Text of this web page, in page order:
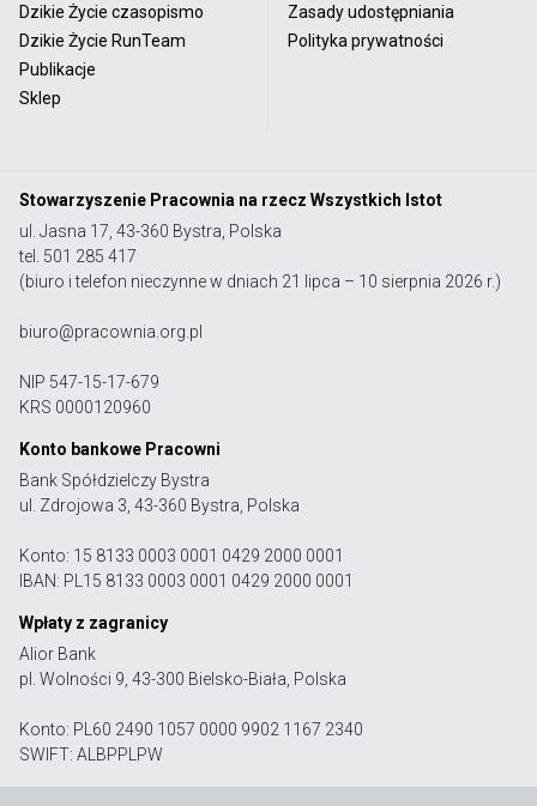
Dzikie Życie czasopismo
Dzikie Życie RunTeam
Publikacje
Sklep
Zasady udostępniania
Polityka prywatności
Stowarzyszenie Pracownia na rzecz Wszystkich Istot
ul. Jasna 17, 43-360 Bystra, Polska
tel. 501 285 417
(biuro i telefon nieczynne w dniach 21 lipca – 10 sierpnia 2026 r.)
biuro@pracownia.org.pl
NIP 547-15-17-679
KRS 0000120960
Konto bankowe Pracowni
Bank Spółdzielczy Bystra
ul. Zdrojowa 3, 43-360 Bystra, Polska
Konto: 15 8133 0003 0001 0429 2000 0001
IBAN: PL15 8133 0003 0001 0429 2000 0001
Wpłaty z zagranicy
Alior Bank
pl. Wolności 9, 43-300 Bielsko-Biała, Polska
Konto: PL60 2490 1057 0000 9902 1167 2340
SWIFT: ALBPPLPW